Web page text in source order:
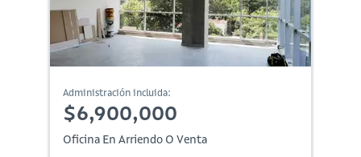
Administración incluida:
$6,900,000
Oficina En Arriendo O Venta